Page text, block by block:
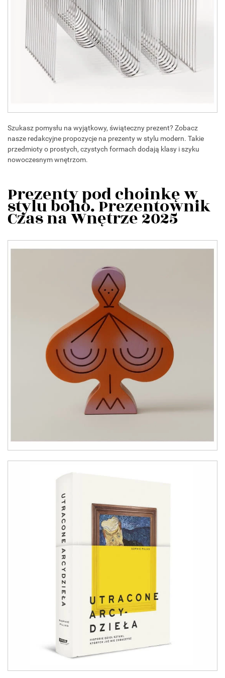
Szukasz pomysłu na wyjątkowy, świąteczny prezent? Zobacz
nasze redakcyjne propozycje na prezenty w stylu modern. Takie
przedmioty o prostych, czystych formach dodają klasy i szyku
nowoczesnym wnętrzom.
Prezenty pod choinkę w
stylu boho. Prezentownik
Czas na Wnętrze 2025